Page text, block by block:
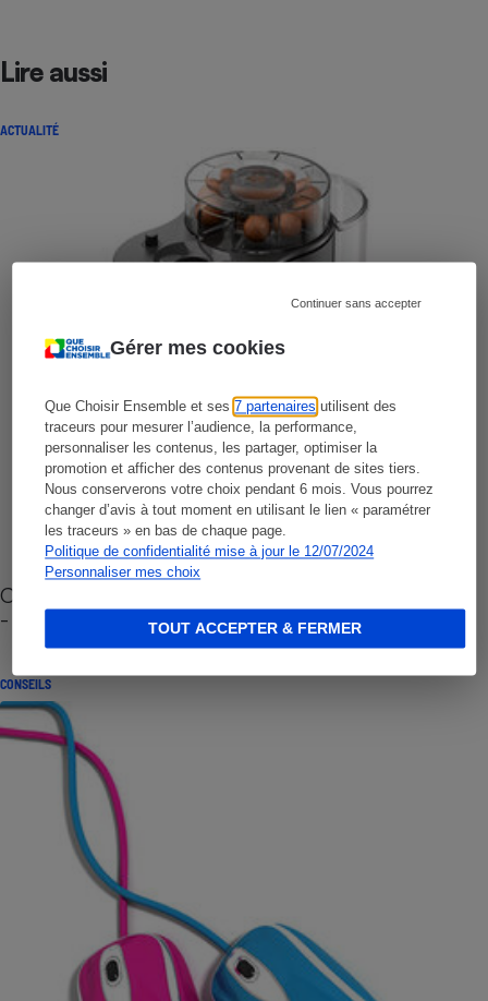
Gérer mes cookies
Que Choisir Ensemble et ses7 partenaires utilisent des
traceurs pour mesurer l’audience, la performance,
personnaliser les contenus, les partager, optimiser la
promotion et afficher des contenus provenant de sites tiers.
Nous conserverons votre choix pendant 6 mois. Vous pourrez
changer d’avis à tout moment en utilisant le lien « paramétrer
les traceurs » en bas de chaque page.
Politique de confidentialité mise à jour le 12/07/2024
Personnaliser mes choix
Continuer sans accepter
TOUT ACCEPTER & FERMER
Lire aussi
ACTUALITÉ
Cafetière à capsules zéro déchet CoffeeB (vidéo)
- Premières impressions
CONSEILS